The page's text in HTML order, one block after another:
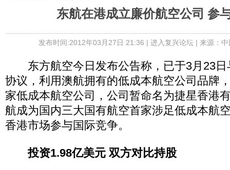
东航在港成立廉价航空公司 参
发布时间:2012年03月27日 21:36 | 进入复兴论坛| 来源：
东方航空今日发布公告称，已于3月23日
协议，利用澳航拥有的低成本航空公司品牌
家低成本航空公司，公司暂命名为捷星香港
航成为国内三大国有航空首家涉足低成本航
香港市场参与国际竞争。
投资1.98亿美元 双方对比持股